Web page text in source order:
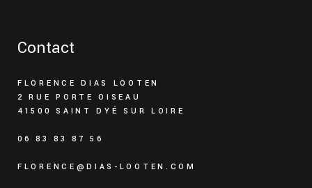
Contact
FLORENCE DIAS LOOTEN
2 RUE PORTE OISEAU
41500 SAINT DYÉ SUR LOIRE
06 83 83 87 56
FLORENCE@DIAS-LOOTEN.COM